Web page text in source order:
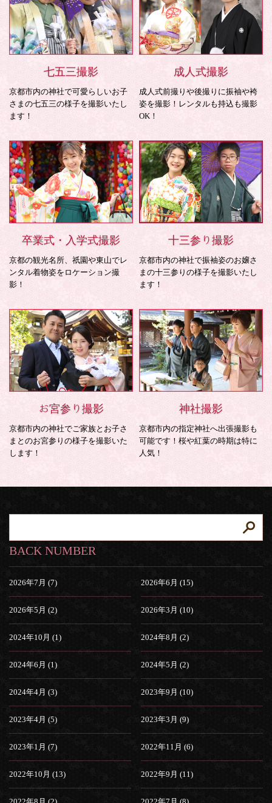
七五三撮影
京都市内の神社で可愛らしいお子
さまの七五三の様子を撮影いたし
ます！
成人式撮影
成人式前撮りや後撮りに振袖や袴
姿を撮影！レンタルも持込も撮影
OK！
卒業式・入学式撮影
京都の観光名所、祇園や東山でレ
ンタル着物姿をロケーション撮
影！
十三参り撮影
京都市内の神社で振袖姿のお嬢さ
まの十三参りの様子を撮影いたし
ます！
お宮参り撮影
京都市内の神社でご家族とお子さ
まとのお宮参りの様子を撮影いた
します！
神社撮影
京都市内の指定神社へ出張撮影も
可能です！桜や紅葉の時期は特に
人気！
BACK NUMBER
2026年7月 (7) 2026年6月 (15)
2026年5月 (2) 2026年3月 (10)
2024年10月 (1) 2024年8月 (2)
2024年6月 (1) 2024年5月 (2)
2024年4月 (3) 2023年9月 (10)
2023年4月 (5) 2023年3月 (9)
2023年1月 (7) 2022年11月 (6)
2022年10月 (13) 2022年9月 (11)